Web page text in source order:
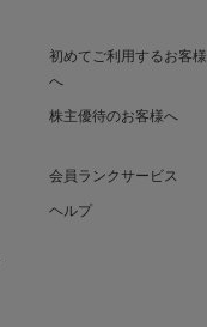
初めてご利用するお客様
へ
株主優待のお客様へ
会員ランクサービス
ヘルプ